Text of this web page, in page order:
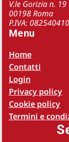
V.le Gorizia n. 19
00198 Roma
P.IVA:
Menu
Home
Contatti
Login
Privacy policy
Cookie policy
Termini e